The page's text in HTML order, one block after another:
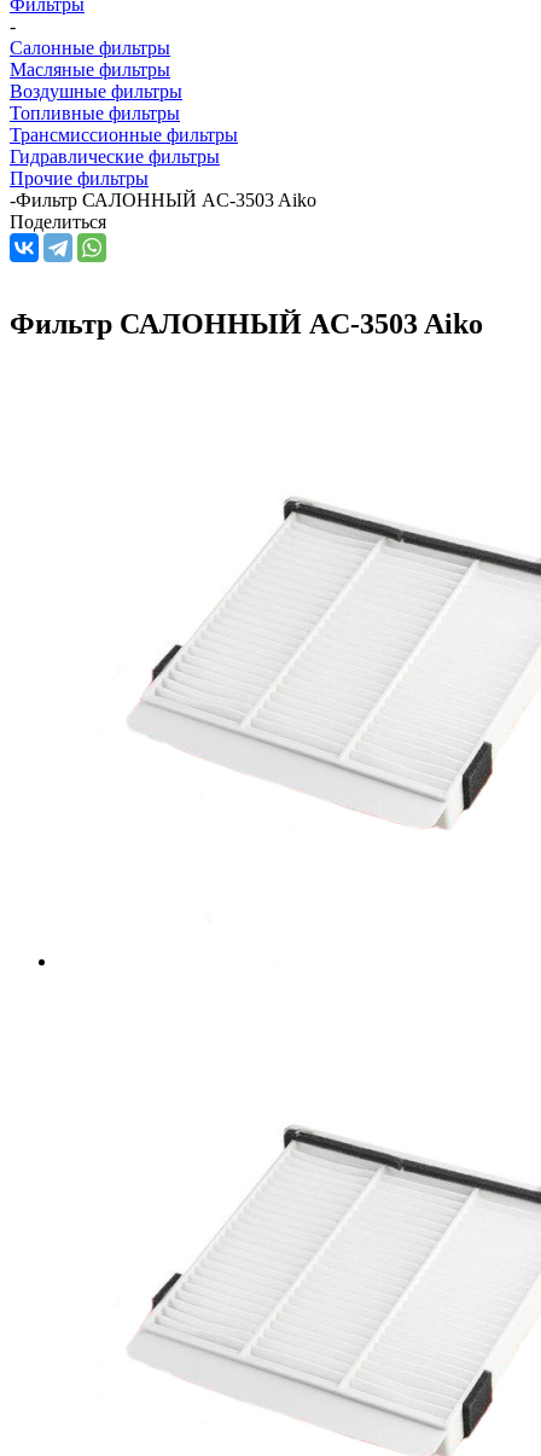
-
Салонные фильтры
Масляные фильтры
Воздушные фильтры
Топливные фильтры
Трансмиссионные фильтры
Гидравлические фильтры
Прочие фильтры
-Фильтр САЛОННЫЙ AC-3503 Aiko
Поделиться
Фильтр САЛОННЫЙ AC-3503 Aiko